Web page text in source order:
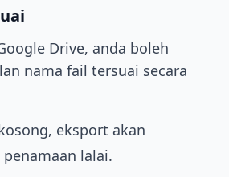
Drive, anda boleh
nama fail tersuai secara
eksport akan
lalai.